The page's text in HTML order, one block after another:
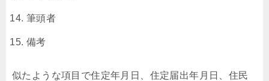
筆頭者
備考
似たような項目で住定年月日、住定届出年月日、住民